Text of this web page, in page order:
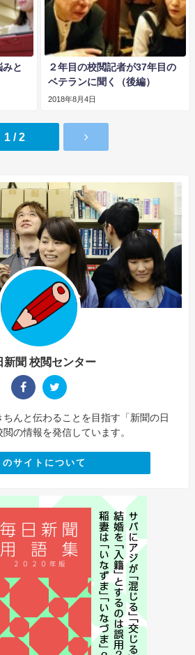
と
２年目の校閲記者が37年目の
ベテランに聞く（後編）
2018年8月4日
1 / 2
新聞 校閲センター
んと伝わることを目指す「新聞の日
の情報を発信しています。
のサイトについて